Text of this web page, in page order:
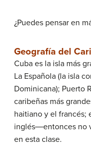
¿Puedes pensar en
Geografía del
Cuba es la isla más
La Española (la isla
Dominicana); Puerto
caribeñas más
haitiano y el francés;
inglés―entonces no
en esta clase.